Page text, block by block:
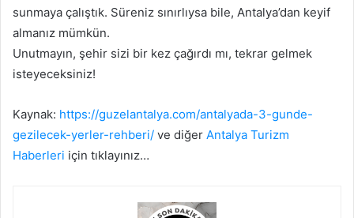
sunmaya çalıştık. Süreniz sınırlıysa bile, Antalya’dan keyif
almanız mümkün.
Unutmayın, şehir sizi bir kez çağırdı mı, tekrar gelmek
isteyeceksiniz!
Kaynak: https://guzelantalya.com/antalyada-3-gunde-
gezilecek-yerler-rehberi/ ve diğer Antalya Turizm
Haberleri için tıklayınız…